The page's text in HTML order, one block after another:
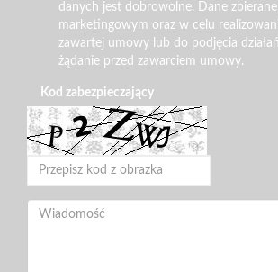
danych jest dobrowolne. Dane
marketingowym oraz w celu
zawartej umowy lub do podjęcia
żądanie przed zawarciem umowy.
Kod zabezpieczający